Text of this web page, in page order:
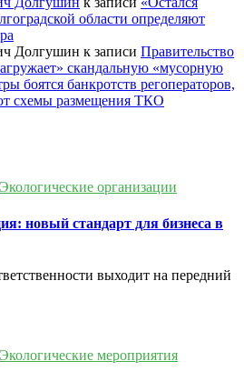
области определяют
Долгушин к записи Правительство
скандальную «мусорную
боятся банкротств регоператоров,
схемы размещения ТКО
Экологические организации
новый стандарт для бизнеса в
выходит на передний
Экологические мероприятия